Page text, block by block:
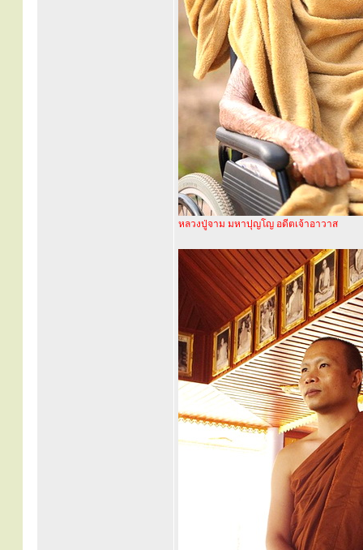
หลวงปู่จาม มหาปุญโญ อดีตเจ้าอาวาส